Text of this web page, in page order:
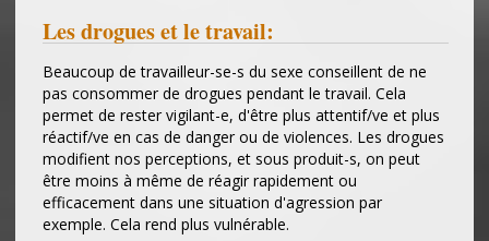
Les drogues et le travail:
Beaucoup de travailleur-se-s du sexe conseillent de ne
pas consommer de drogues pendant le travail. Cela
permet de rester vigilant-e, d'être plus attentif/ve et plus
réactif/ve en cas de danger ou de violences. Les drogues
modifient nos perceptions, et sous produit-s, on peut
être moins à même de réagir rapidement ou
efficacement dans une situation d'agression par
exemple. Cela rend plus vulnérable.